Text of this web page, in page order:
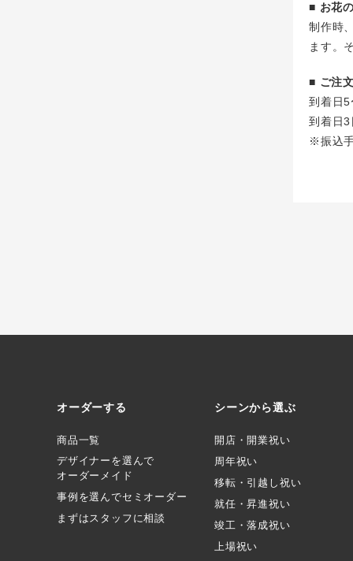
■ お花
制作時
ます。
■ ご注
到着日
到着日
※振込
オーダーする
商品一覧
デザイナーを選んで
オーダーメイド
事例を選んでセミオーダー
まずはスタッフに相談
シーンから選ぶ
開店・開業祝い
周年祝い
移転・引越し祝い
就任・昇進祝い
竣工・落成祝い
上場祝い